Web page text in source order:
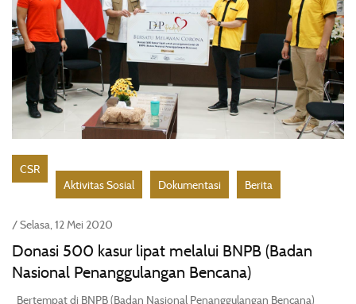
CSR
Aktivitas Sosial
Dokumentasi Berita
/ Selasa, 12 Mei 2020
Donasi 500 kasur lipat melalui BNPB (Badan
Nasional Penanggulangan Bencana)
Bertempat di BNPB (Badan Nasional Penanggulangan Bencana)